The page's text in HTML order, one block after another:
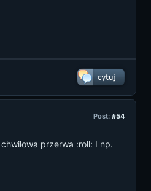
Post: #54
przerwa :roll: I np.